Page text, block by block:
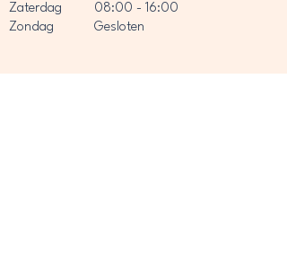
Zaterdag
Zondag
08:00 - 16:00
Gesloten